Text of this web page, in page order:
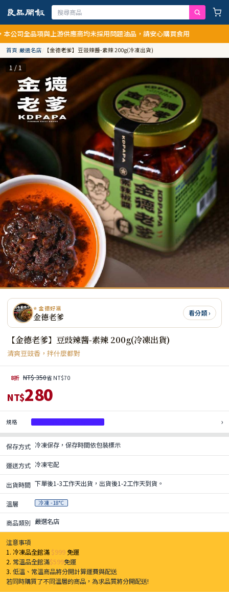
與上游供應商均未採用問題油品，請安心購買食用
首頁/嚴選名店/ 【金德老爹】豆豉辣醬-素辣 200g(冷凍出貨)
1 / 1
⭐ 金德好滋
金德老爹 看分類 ›
【金德老爹】豆豉辣醬-素辣 200g(冷凍出貨)
清爽豆豉香，拌什麼都對
8折 NT$ 350省 NT$70
NT$280
規格 ›
保存方式 冷凍保存，保存時間依包裝標示
運送方式 冷凍宅配
出貨時間 下單後1-3工作天出貨，出貨後1-2工作天到貨。
溫層 冷凍 -18°C
商品類別 嚴選名店
注意事項
1. 冷凍品全館滿 $999免運
2. 常溫品全館滿$599免運
3.低溫、常溫商品將分開計算運費與配送
若同時購買了不同溫層的商品，為求品質將分開配送!